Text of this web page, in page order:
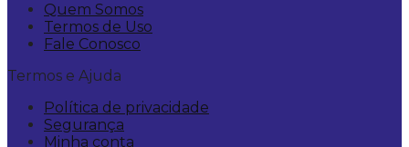
Quem Somos
Termos de Uso
Fale Conosco
Termos e Ajuda
Política de privacidade
Segurança
Minha conta